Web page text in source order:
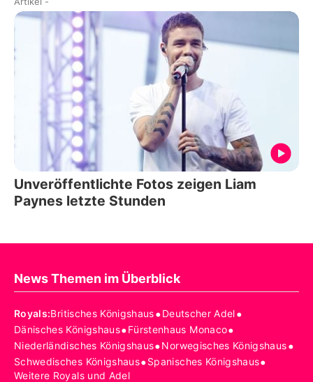
Unveröffentlichte Fotos zeigen Liam
Paynes letzte Stunden
News Themen im Überblick
Royals:Britisches Königshaus•Deutscher Adel•
Dänisches Königshaus•Fürstenhaus Monaco•
Niederländisches Königshaus•Norwegisches Königshaus•
Schwedisches Königshaus•Spanisches Königshaus•
Weitere Royals und Adel